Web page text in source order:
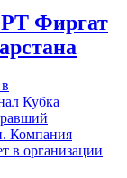
Фиргат
Кубка
Компания
в организации